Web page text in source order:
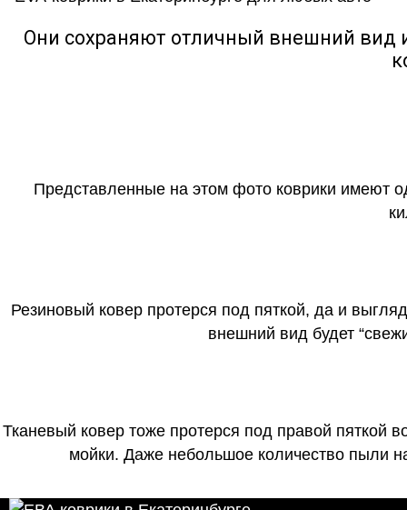
Они сохраняют отличный внешний вид
Представленные на этом фото коврики имеют
Резиновый ковер протерся под пяткой, да и
внешний вид будет
Тканевый ковер тоже протерся под правой пяткой
мойки. Даже небольшое количество пыли